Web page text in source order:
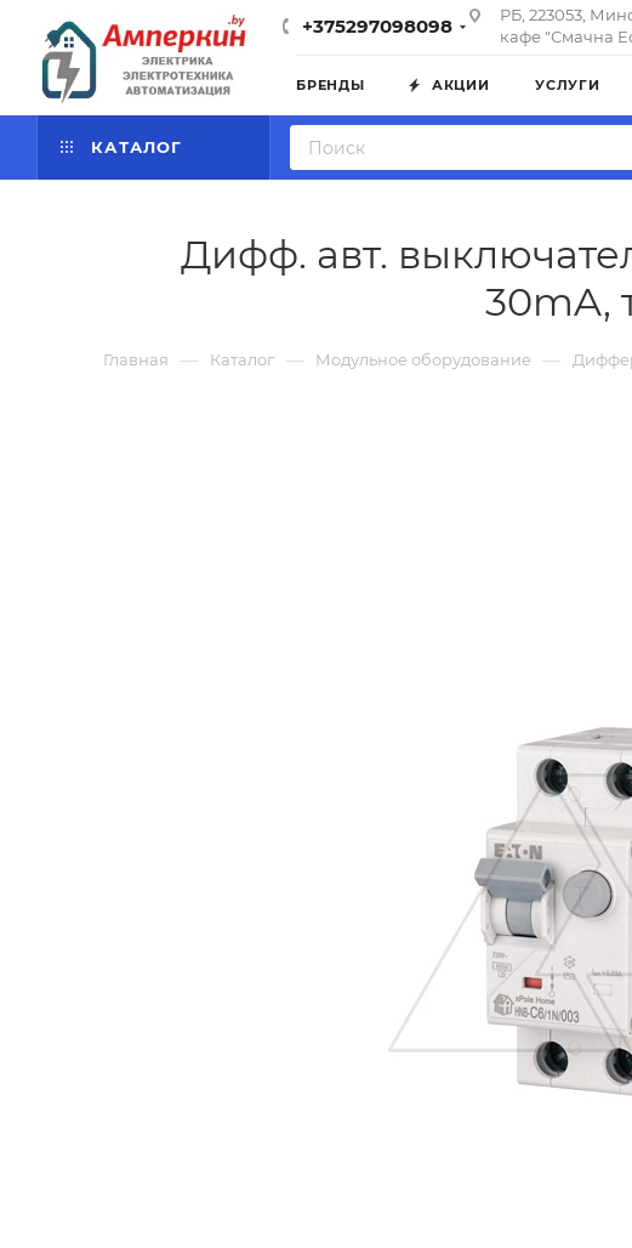
+375297098098
РБ, 223053,
кафе "Смачна
БРЕНДЫ АКЦИИ УСЛУГИ
КАТАЛОГ
Дифф. авт.
30mA,
Главная — Каталог — Модульное оборудование —